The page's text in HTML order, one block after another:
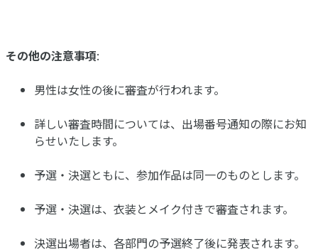
その他の注意事項:
男性は女性の後に審査が行われます。
詳しい審査時間については、出場番号通知の際にお知
らせいたします。
予選・決選ともに、参加作品は同一のものとします。
予選・決選は、衣装とメイク付きで審査されます。
決選出場者は、各部門の予選終了後に発表されます。